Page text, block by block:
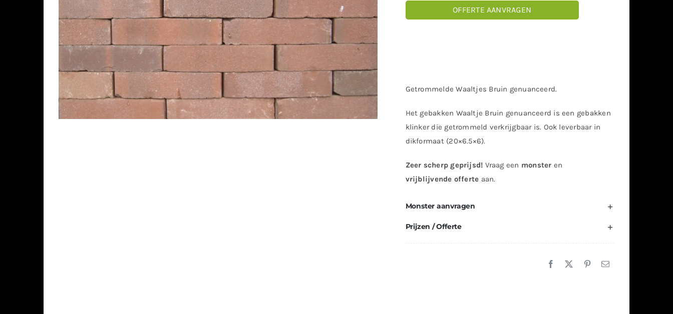
OFFERTE AANVRAGEN
Getrommelde Waaltjes Bruin genuanceerd.
Het gebakken Waaltje Bruin genuanceerd is een gebakken
klinker die getrommeld verkrijgbaar is. Ook leverbaar in
dikformaat (20×6.5×6).
Zeer scherp geprijsd! Vraag een monster en
vrijblijvende offerte aan.
Monster aanvragen
Prijzen / Offerte